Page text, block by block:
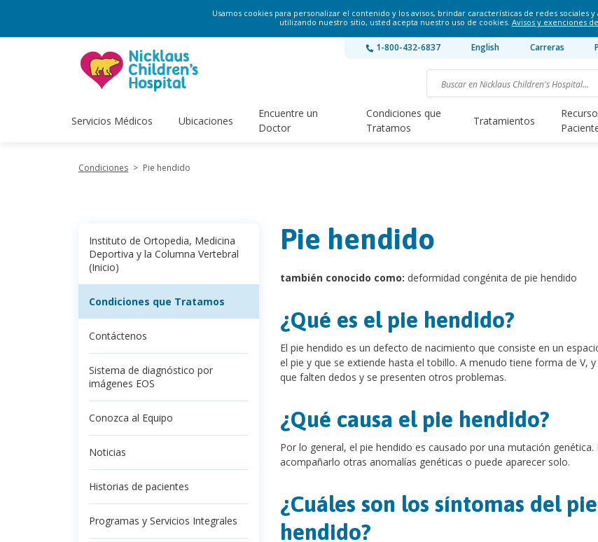
Usamos cookies para personalizar el contenido y los avisos, brindar características de redes sociales
utilizando nuestro sitio, usted acepta nuestro uso de cookies. Avisos y exenciones
1-800-432-6837 English Carreras
Servicios Médicos Ubicaciones
Encuentre un
Doctor
Condiciones que
Tratamos
Tratamientos
Condiciones > Pie hendido
Instituto de Ortopedia, Medicina
Deportiva y la Columna Vertebral
(Inicio)
Condiciones que Tratamos
Contáctenos
Sistema de diagnóstico por
imágenes EOS
Conozca al Equipo
Noticias
Historias de pacientes
Programas y Servicios Integrales
Pie hendido
también conocido como: deformidad congénita de pie hendido
¿Qué es el pie hendido?
El pie hendido es un defecto de nacimiento que consiste en un
el pie y que se extiende hasta el tobillo. A menudo tiene forma de V,
que falten dedos y se presenten otros problemas.
¿Qué causa el pie hendido?
Por lo general, el pie hendido es causado por una mutación genética.
acompañarlo otras anomalías genéticas o puede aparecer solo.
¿Cuáles son los síntomas del pie
hendido?